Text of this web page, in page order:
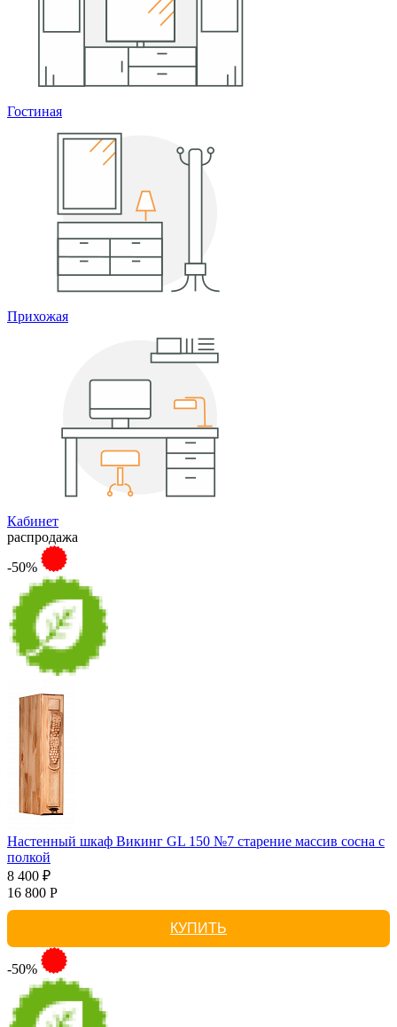
Гостиная
Прихожая
Кабинет
распродажа
-50%
Настенный шкаф Викинг GL 150 №7 старение массив сосна с
полкой
8 400 ₽
16 800 Р
КУПИТЬ
-50%